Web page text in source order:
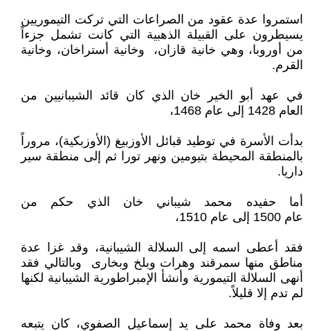
استمروا عدة عقود من الصراعات التي تركت التيموريين
يسيطرون على القبيلة الذهبية التي كانت تشمل جزءاً
من أوروبا، وهي خانية قازان، وخانية أستراخان، وخانية
القرم.
في عهد أبو الخير خان الذي كان قائد الشيبانيين من
العام 1428 إلى عام 1468،
بدأت الأسرة في توطيد قبائل الأوزبيغ (الأوزبكية)، مروراً
بالمنطقة المحيطة بتيومين ونهر تورا ثم إلى منطقة سير
داريا.
أما حفيده محمد شيباني خان الذي حكم من
عام 1500 إلى عام 1510،
فقد أعطى اسمه إلى السلالة الشيبانية، وقد غزا عدة
مناطق منها سمرقند وهرات وبلخ وبخارى وبالتالي فقد
أنهى السلالة التيمورية وأنشأ الإمبراطورية الشيبانية لكنها
لم تدم إلا قليلاً.
بعد وفاة محمد على يد إسماعيل الصفوي، كان يتبعه